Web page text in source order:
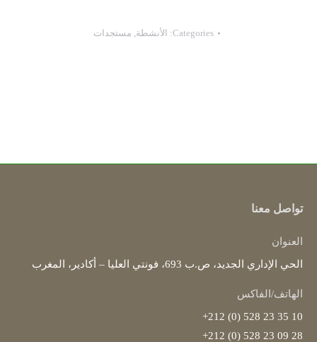
Categories: الأنشطة, مستجدات
تواصل معنا
العنوان
الحي الإداري الجديد، ص.ب 693، فونتي العليا – أكادير، المغرب
الهاتف/الفاكس
10 35 23 528 (0) 212+
28 09 23 528 (0) 212+